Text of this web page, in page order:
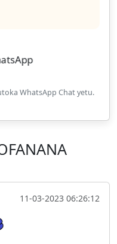
WhatsApp Chat yetu.
11-03-2023 06:26:12